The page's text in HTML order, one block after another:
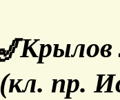
Крылов
(кл. пр.